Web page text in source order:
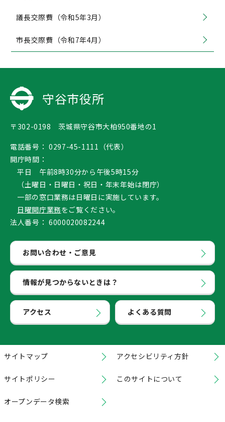
議長交際費（令和5年3月）
市長交際費（令和7年4月）
守谷市役所
〒302-0198 茨城県守谷市大柏950番地の1
電話番号： 0297-45-1111（代表）
開庁時間：
平日 午前8時30分から午後5時15分
（土曜日・日曜日・祝日・年末年始は閉庁）
一部の窓口業務は日曜日に実施しています。
日曜開庁業務をご覧ください。
法人番号： 6000020082244
お問い合わせ・ご意見
情報が見つからないときは？
アクセス よくある質問
サイトマップ アクセシビリティ方針
サイトポリシー このサイトについて
オープンデータ検索